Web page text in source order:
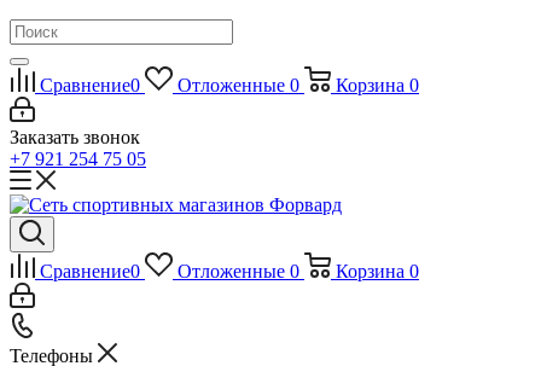
Сравнение0 Отложенные 0 Корзина 0
Заказать звонок
+7 921 254 75 05
Сравнение0 Отложенные 0 Корзина 0
Телефоны